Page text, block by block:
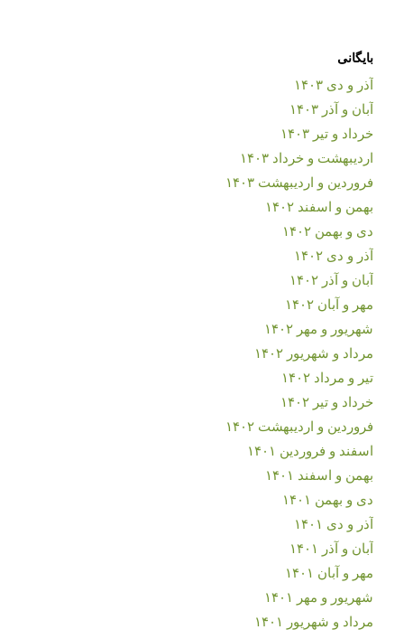
بایگانی
آذر و دی ۱۴۰۳
آبان و آذر ۱۴۰۳
خرداد و تیر ۱۴۰۳
اردیبهشت و خرداد ۱۴۰۳
فروردین و اردیبهشت ۱۴۰۳
بهمن و اسفند ۱۴۰۲
دی و بهمن ۱۴۰۲
آذر و دی ۱۴۰۲
آبان و آذر ۱۴۰۲
مهر و آبان ۱۴۰۲
شهریور و مهر ۱۴۰۲
مرداد و شهریور ۱۴۰۲
تیر و مرداد ۱۴۰۲
خرداد و تیر ۱۴۰۲
فروردین و اردیبهشت ۱۴۰۲
اسفند و فروردین ۱۴۰۱
بهمن و اسفند ۱۴۰۱
دی و بهمن ۱۴۰۱
آذر و دی ۱۴۰۱
آبان و آذر ۱۴۰۱
مهر و آبان ۱۴۰۱
شهریور و مهر ۱۴۰۱
مرداد و شهریور ۱۴۰۱